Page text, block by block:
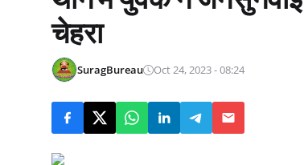
चेहरा
SuragBureau Oct 24, 2023 - 08:24